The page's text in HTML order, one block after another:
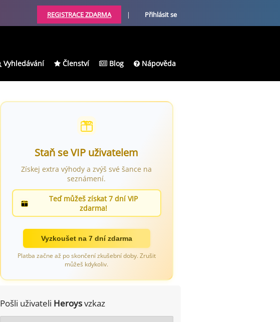
REGISTRACE ZDARMA | Přihlásit se
Vyhledávání Členství Blog Nápověda
Staň se VIP uživatelem
Získej extra výhody a zvýš své šance na
seznámení.
Teď můžeš získat 7 dní VIP
zdarma!
Vyzkoušet na 7 dní zdarma
Platba začne až po skončení zkušební doby. Zrušit
můžeš kdykoliv.
Pošli uživateli Heroysvzkaz